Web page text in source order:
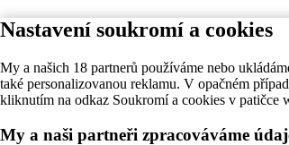
Nastavení soukromí a cookies
My a našich 18 partnerů používáme nebo
také personalizovanou reklamu. V opačném
kliknutím na odkaz Soukromí a cookies v patičce
My a naši partneři zpracováváme